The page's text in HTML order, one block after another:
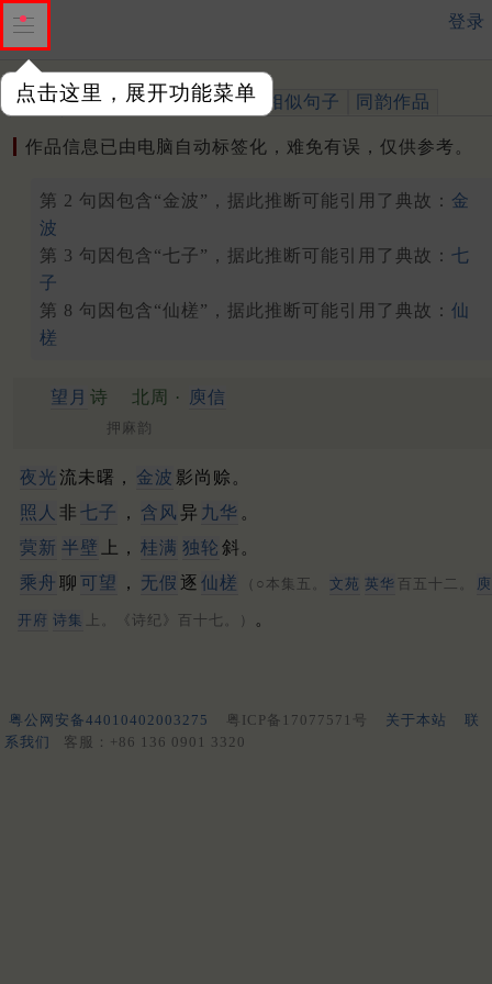
点击这里，展开功能菜单
登录
作品 标注四声 出处、引用 相似句子 同韵作品
作品信息已由电脑自动标签化，难免有误，仅供参考。
第 2 句因包含“金波”，据此推断可能引用了典故： 金
波
第 3 句因包含“七子”，据此推断可能引用了典故： 七
子
第 8 句因包含“仙槎”，据此推断可能引用了典故： 仙
槎
望月 诗 北周 · 庾信
押麻韵
夜光 流未曙， 金波 影尚赊。
照人 非 七子 ， 含风 异 九华 。
蓂新 半壁 上， 桂满 独轮 斜。
乘舟 聊 可望 ， 无假 逐 仙槎 （○本集五。 文苑 英华 百五十二。 庾
开府 诗集 上。《诗纪》百十七。） 。
粤公网安备44010402003275 粤ICP备17077571号 关于本站
联
系我们
客服：+86 136 0901 3320